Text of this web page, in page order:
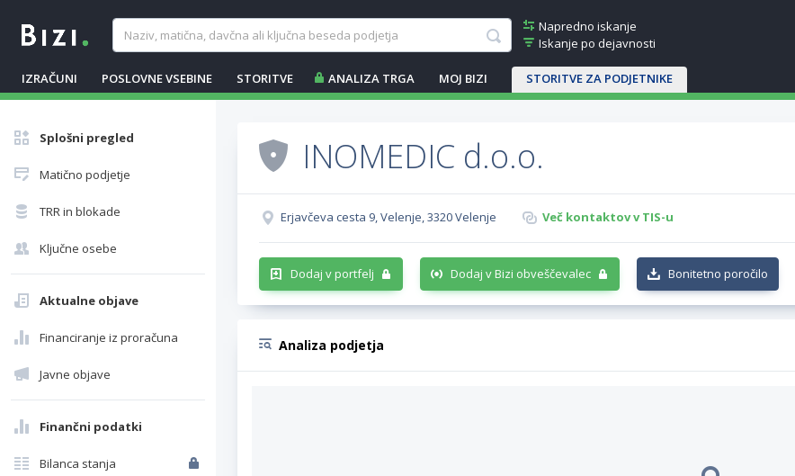
Napredno iskanje
Iskanje po dejavnosti
IZRAČUNI POSLOVNE VSEBINE STORITVE ANALIZA TRGA MOJ BIZI STORITVE ZA PODJETNIKE
Splošni pregled
Matično podjetje
TRR in blokade
Ključne osebe
Aktualne objave
Financiranje iz proračuna
Javne objave
Finančni podatki
Bilanca stanja
INOMEDIC d.o.o.
Erjavčeva cesta 9, Velenje, 3320 Velenje Več kontaktov v TIS-u
Dodaj v portfelj Dodaj v Bizi obveščevalec Bonitetno poročilo
Analiza podjetja